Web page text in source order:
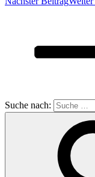
Suche nach: